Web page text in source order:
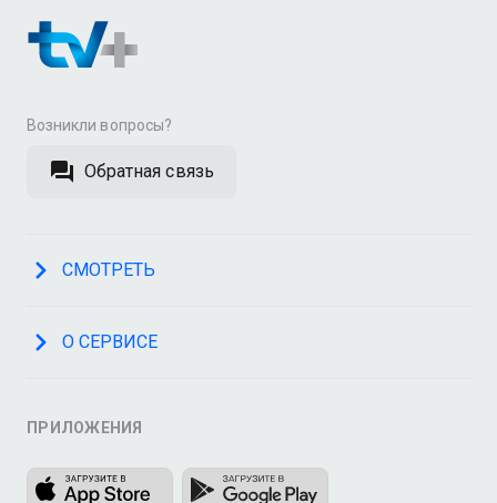
Возникли вопросы?
Обратная связь
СМОТРЕТЬ
О СЕРВИСЕ
ПРИЛОЖЕНИЯ